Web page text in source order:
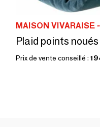
MAISON VIVARAISE
Plaid points
Prix de vente conseillé :